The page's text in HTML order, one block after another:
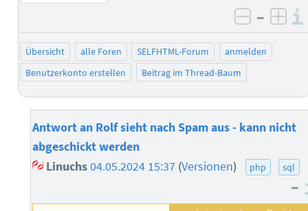
negativ
–
Übersicht alle Foren SELFHTML-Forum
anmelden
Benutzerkonto erstellen
Beitrag im Thread-Baum
Antwort an Rolf sieht nach Spam aus - kann nicht
abgeschickt werden
Linuchs04.05.2024 15:37 (Versionen) php sql
–